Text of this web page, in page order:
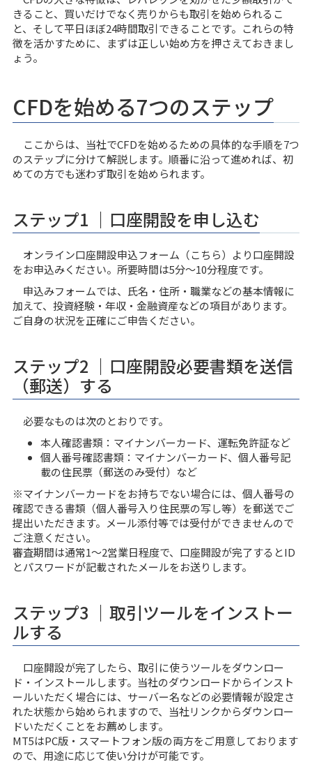
きること、買いだけでなく売りからも取引を始められるこ
と、そして平日ほぼ24時間取引できることです。これらの特
徴を活かすために、まずは正しい始め方を押さえておきまし
ょう。
CFDを始める7つのステップ
ここからは、当社でCFDを始めるための具体的な手順を7つ
のステップに分けて解説します。順番に沿って進めれば、初
めての方でも迷わず取引を始められます。
ステップ1 ｜口座開設を申し込む
オンライン口座開設申込フォーム（こちら）より口座開設
をお申込みください。所要時間は5分〜10分程度です。
申込みフォームでは、氏名・住所・職業などの基本情報に
加えて、投資経験・年収・金融資産などの項目があります。
ご自身の状況を正確にご申告ください。
ステップ2 ｜口座開設必要書類を送信
（郵送）する
必要なものは次のとおりです。
本人確認書類：マイナンバーカード、運転免許証など
個人番号確認書類：マイナンバーカード、個人番号記
載の住民票（郵送のみ受付）など
※マイナンバーカードをお持ちでない場合には、個人番号の
確認できる書類（個人番号入り住民票の写し等）を郵送でご
提出いただきます。メール添付等では受付ができませんので
ご注意ください。
審査期間は通常1〜2営業日程度で、口座開設が完了するとID
とパスワードが記載されたメールをお送りします。
ステップ3 ｜取引ツールをインストー
ルする
口座開設が完了したら、取引に使うツールをダウンロー
ド・インストールします。当社のダウンロードからインスト
ールいただく場合には、サーバー名などの必要情報が設定さ
れた状態から始められますので、当社リンクからダウンロー
ドいただくことをお薦めします。
MT5はPC版・スマートフォン版の両方をご用意しております
ので、用途に応じて使い分けが可能です。